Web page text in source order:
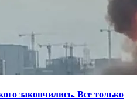
закончились. Все только